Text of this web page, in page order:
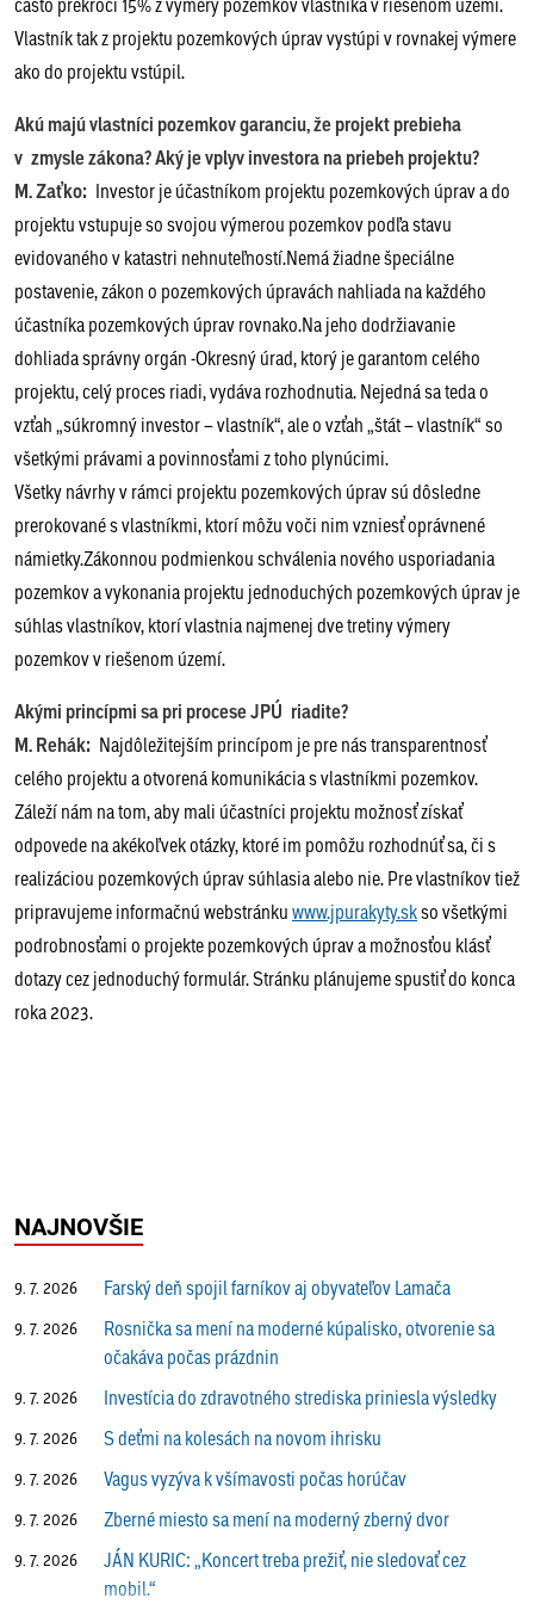
Vlastník tak z projektu pozemkových úprav vystúpi v rovnakej výmere
ako do projektu vstúpil.
Akú majú vlastníci pozemkov garanciu, že projekt prebieha
v zmysle zákona? Aký je vplyv investora na priebeh projektu?
M. Zaťko: Investor je účastníkom projektu pozemkových úprav a do
projektu vstupuje so svojou výmerou pozemkov podľa stavu
evidovaného v katastri nehnuteľností.Nemá žiadne špeciálne
postavenie, zákon o pozemkových úpravách nahliada na každého
účastníka pozemkových úprav rovnako.Na jeho dodržiavanie
dohliada správny orgán -Okresný úrad, ktorý je garantom celého
projektu, celý proces riadi, vydáva rozhodnutia. Nejedná sa teda o
vzťah „súkromný investor – vlastník“, ale o vzťah „štát – vlastník“ so
všetkými právami a povinnosťami z toho plynúcimi.
Všetky návrhy v rámci projektu pozemkových úprav sú dôsledne
prerokované s vlastníkmi, ktorí môžu voči nim vzniesť oprávnené
námietky.Zákonnou podmienkou schválenia nového usporiadania
pozemkov a vykonania projektu jednoduchých pozemkových úprav je
súhlas vlastníkov, ktorí vlastnia najmenej dve tretiny výmery
pozemkov v riešenom území.
Akými princípmi sa pri procese JPÚ riadite?
M. Rehák: Najdôležitejším princípom je pre nás transparentnosť
celého projektu a otvorená komunikácia s vlastníkmi pozemkov.
Záleží nám na tom, aby mali účastníci projektu možnosť získať
odpovede na akékoľvek otázky, ktoré im pomôžu rozhodnúť sa, či s
realizáciou pozemkových úprav súhlasia alebo nie. Pre vlastníkov tiež
pripravujeme informačnú webstránkuwww.jpurakyty.skso všetkými
podrobnosťami o projekte pozemkových úprav a možnosťou klásť
dotazy cez jednoduchý formulár. Stránku plánujeme spustiť do konca
roka 2023.
NAJNOVŠIE
9. 7. 2026 Farský deň spojil farníkov aj obyvateľov Lamača
9. 7. 2026
Rosnička sa mení na moderné kúpalisko, otvorenie sa
očakáva počas prázdnin
9. 7. 2026 Investícia do zdravotného strediska priniesla výsledky
9. 7. 2026 S deťmi na kolesách na novom ihrisku
9. 7. 2026 Vagus vyzýva k všímavosti počas horúčav
9. 7. 2026 Zberné miesto sa mení na moderný zberný dvor
9. 7. 2026
JÁN KURIC: „Koncert treba prežiť, nie sledovať cez
mobil.“